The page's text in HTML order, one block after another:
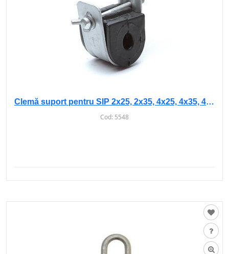
Clemă suport pentru SIP 2х25, 2x35, 4x25, 4x35, 4x70, 4x95
Cod: 5548